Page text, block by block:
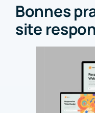
Bonnes
site